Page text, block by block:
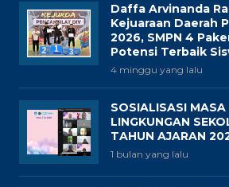
Daffa Arvinanda
Kejuaraan Daerah
2026, SMPN 4
Potensi Terbaik
4 minggu yang lalu
SOSIALISASI MASA
LINGKUNGAN
TAHUN AJARAN
1 bulan yang lalu